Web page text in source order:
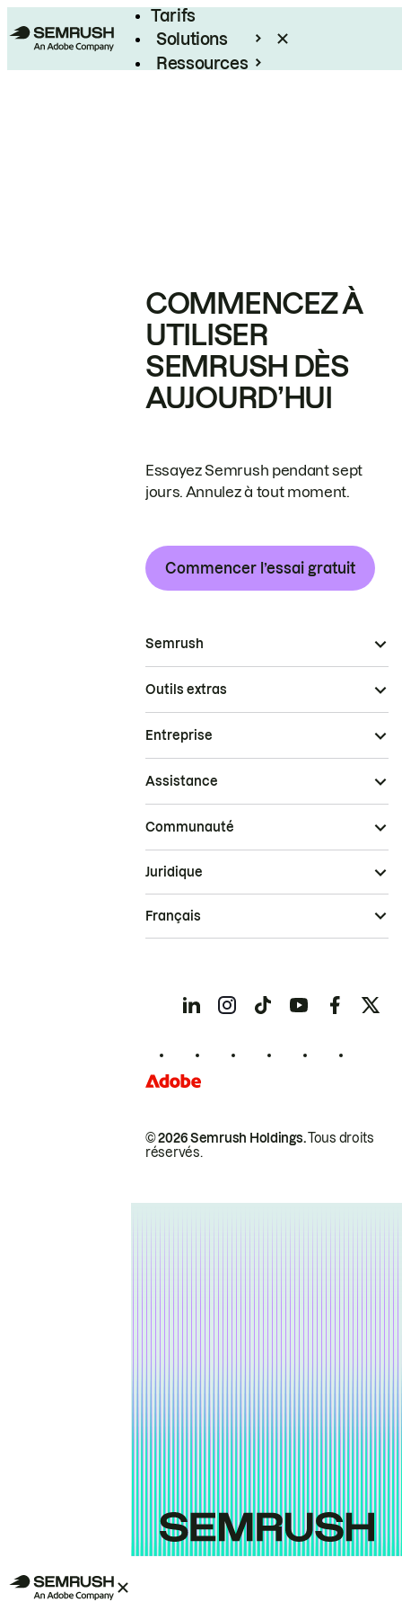
Tarifs
Solutions
Ressources
COMMENCEZ À
UTILISER
SEMRUSH DÈS
AUJOURD’HUI
Essayez Semrush pendant sept
jours. Annulez à tout moment.
Commencer l’essai gratuit
Semrush
Outils extras
Entreprise
Assistance
Communauté
© 2026 Semrush Holdings.Tous droits
réservés.
Juridique
Français